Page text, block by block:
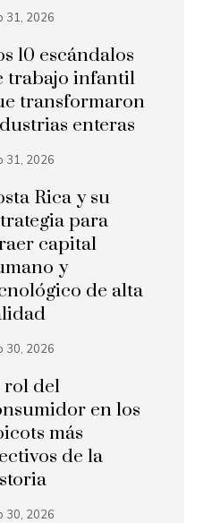
31, 2026
10 escándalos
trabajo infantil
transformaron
enteras
31, 2026
Rica y su
para
capital
y
de alta
30, 2026
rol del
en los
más
de la
30, 2026